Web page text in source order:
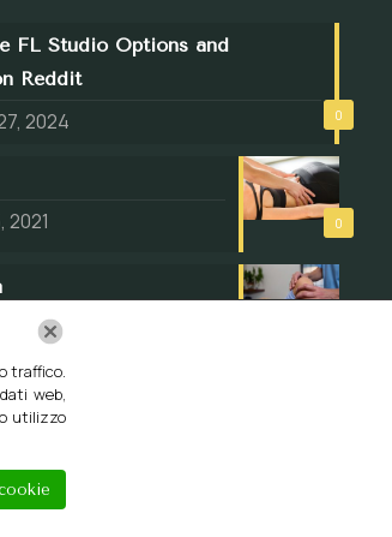
0
FL Studio Options and
Reddit
2024
0
2021
2021
traffico.
web,
utilizzo